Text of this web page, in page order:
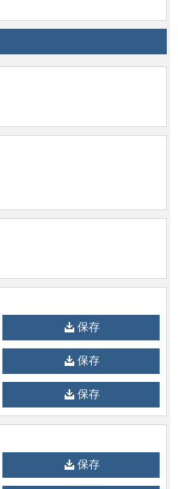
塗工番号 19-92B近似値）
200V
点灯時）：7.4W(100V)
60,000時間
平均演色評価数
（器具）、IP23（制御部）
（コモンモード）
－10℃～35℃
クラスB+：21m クラス
保存
保存
保存
保存